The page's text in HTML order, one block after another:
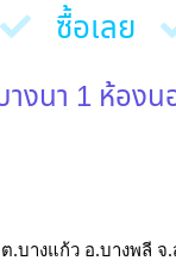
ซื้อเลย
างนา 1 ห้อง
บางแก้ว อ.บางพลี จ